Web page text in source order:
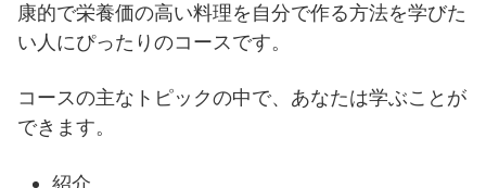
康的で栄養価の高い料理を自分で作る方法を学びた
い人にぴったりのコースです。
コースの主なトピックの中で、あなたは学ぶことが
できます。
紹介